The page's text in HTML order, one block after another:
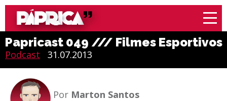
Papricast 049 /// Filmes Esportivos
Podcast 31.07.2013
Por Marton Santos